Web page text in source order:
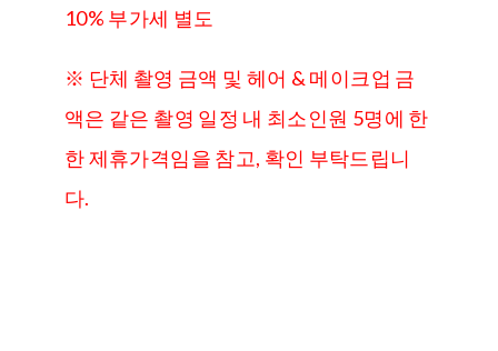
10% 부가세 별도
※ 단체 촬영 금액 및 헤어 & 메이크업 금
액은 같은 촬영 일정 내 최소인원 5명에 한
한 제휴가격임을 참고, 확인 부탁드립니
다.